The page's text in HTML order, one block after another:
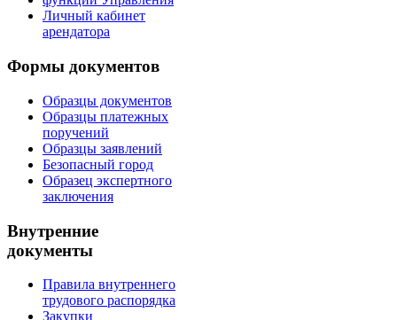
Личный кабинет
арендатора
Формы документов
Образцы документов
Образцы платежных
поручений
Образцы заявлений
Безопасный город
Образец экспертного
заключения
Внутренние
документы
Правила внутреннего
трудового распорядка
Закупки